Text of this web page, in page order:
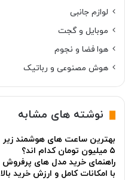
لوازم جانبی
موبایل و گجت
هوا فضا و نجوم
هوش مصنوعی و رباتیک
نوشته های مشابه
بهترین ساعت های هوشمند زیر
۵ میلیون تومان کدام اند؟
راهنمای خرید مدل های پرفروش
با امکانات کامل و ارزش خرید بالا